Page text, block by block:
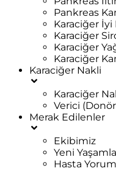
Pankreas
Karaciğer
Karaciğer
Karaciğer
Karaciğer
Karaciğer Nakli
Karaciğer
Verici
Merak Edilenler
Ekibimiz
Yeni
Hasta